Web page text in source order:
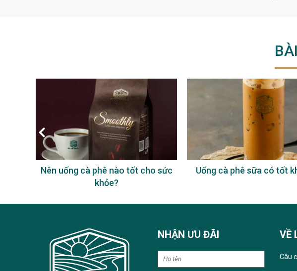
Nên uống cà phê nào tốt cho sức
khỏe?
Uống cà phê sữa có tốt
NHẬN ƯU ĐÃI VỀ
Câu